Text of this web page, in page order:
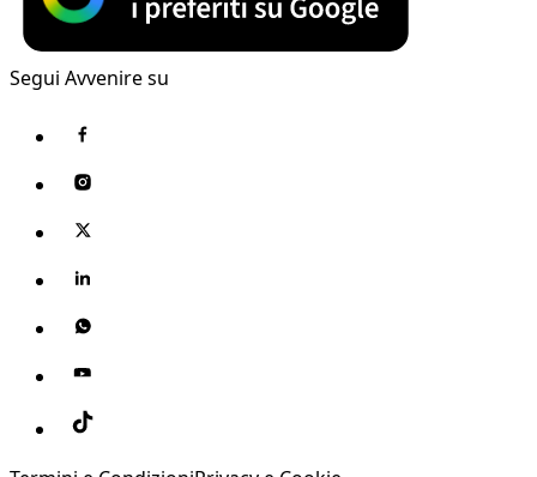
Segui Avvenire su